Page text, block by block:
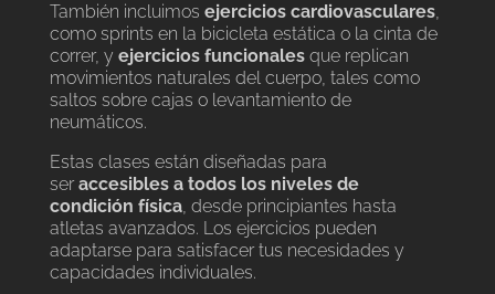
También incluimos ejercicios cardiovasculares,
como sprints en la bicicleta estática o la cinta de
correr, y ejercicios funcionales que replican
movimientos naturales del cuerpo, tales como
saltos sobre cajas o levantamiento de
neumáticos.
Estas clases están diseñadas para
ser accesibles a todos los niveles de
condición física, desde principiantes hasta
atletas avanzados. Los ejercicios pueden
adaptarse para satisfacer tus necesidades y
capacidades individuales.